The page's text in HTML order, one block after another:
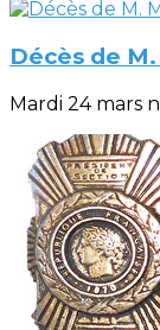
Décès de
Mardi 24 mars